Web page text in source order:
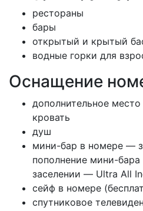
рестораны
бары
открытый и крытый
водные горки для
Оснащение
дополнительное
кровать
душ
мини-бар в номере —
пополнение мини-
заселении — Ultra All
сейф в номере
спутниковое